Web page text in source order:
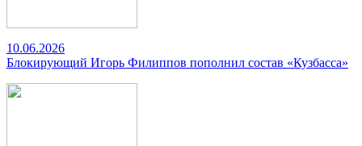
10.06.2026
Блокирующий Игорь Филиппов пополнил состав «Кузбасса»